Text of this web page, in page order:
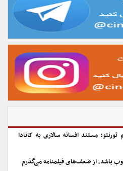
مستند افسانه سالاری به کانادا
باشد، از ضعف‌های فیلمنامه می‌گذرم